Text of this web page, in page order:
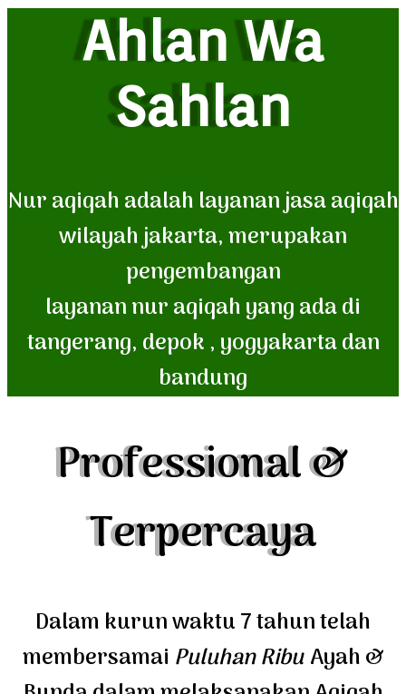
Ahlan Wa
Sahlan
Nur aqiqah adalah layanan jasa aqiqah
wilayah jakarta, merupakan
pengembangan
layanan nur aqiqah yang ada di
tangerang, depok , yogyakarta dan
bandung
Professional &
Terpercaya
Dalam kurun waktu 7 tahun telah
membersamai Puluhan RibuAyah &